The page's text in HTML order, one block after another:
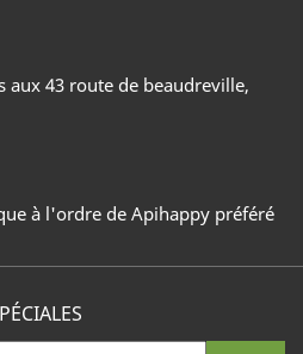
aux 43 route de beaudreville,
à l'ordre de Apihappy préféré